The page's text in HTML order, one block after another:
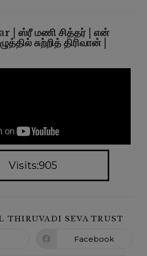
| ஸ்ரீ மணி சித்தர் | என்
சுற்றித் திரிவான் |
Visits:905
THIRUVADI SEVA TRUST
Facebook